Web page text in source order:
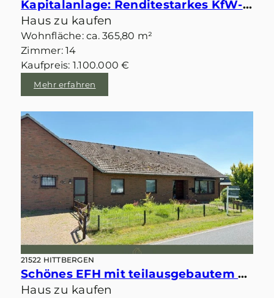
Kapitalanlage: Renditestarkes KfW-Mehrfamilienhaus in Feldrandlage von Echem
Haus zu kaufen
Wohnfläche: ca. 365,80 m²
Zimmer: 14
Kaufpreis: 1.100.000 €
Mehr erfahren
21522 HITTBERGEN
Schönes EFH mit teilausgebautem Dachgeschoss in Feldrandlage von Hittbergen
Haus zu kaufen